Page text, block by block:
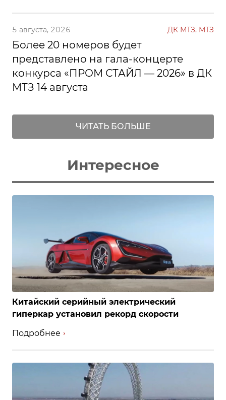
5 августа, 2026 ДК МТЗ, МТЗ
Более 20 номеров будет
представлено на гала-концерте
конкурса «ПРОМ СТАЙЛ — 2026» в ДК
МТЗ 14 августа
ЧИТАТЬ БОЛЬШЕ
Интересное
Китайский серийный электрический
гиперкар установил рекорд скорости
Подробнее